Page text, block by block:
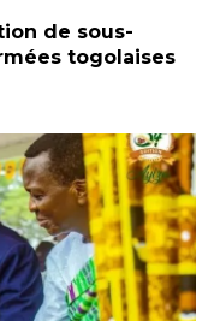
de sous-
togolaises